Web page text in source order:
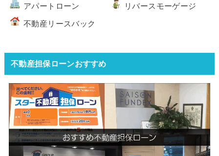
アパートローン リバースモーゲージ
不動産リースバック
不動産担保ローンおすすめ